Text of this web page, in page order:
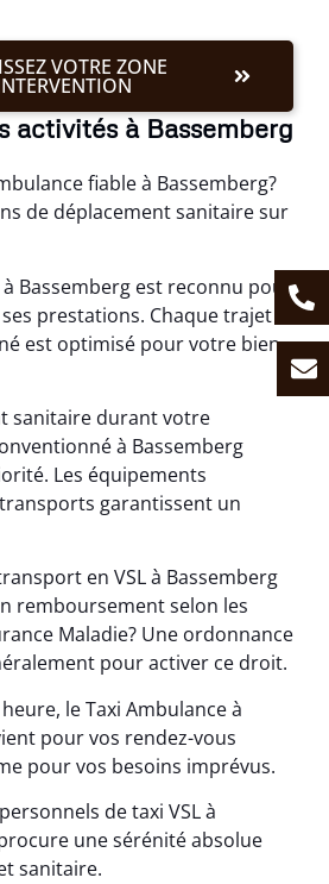
VOTRE ZONE
activités à Bassemberg
fiable à Bassemberg?
de déplacement sanitaire sur
à Bassemberg est reconnu pour
prestations. Chaque trajet
est optimisé pour votre bien-
sanitaire durant votre
à Bassemberg
Les équipements
garantissent un
en VSL à Bassemberg
remboursement selon les
Maladie? Une ordonnance
pour activer ce droit.
le Taxi Ambulance à
pour vos rendez-vous
pour vos besoins imprévus.
de taxi VSL à
une sérénité absolue
sanitaire.